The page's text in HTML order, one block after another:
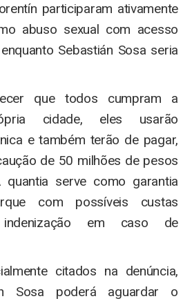
participaram ativamente
abuso sexual com acesso
Sebastián Sosa seria
que todos cumpram a
cidade, eles usarão
e também terão de pagar,
de 50 milhões de pesos
serve como garantia
com possíveis custas
em caso de
citados na denúncia,
Sosa poderá aguardar o